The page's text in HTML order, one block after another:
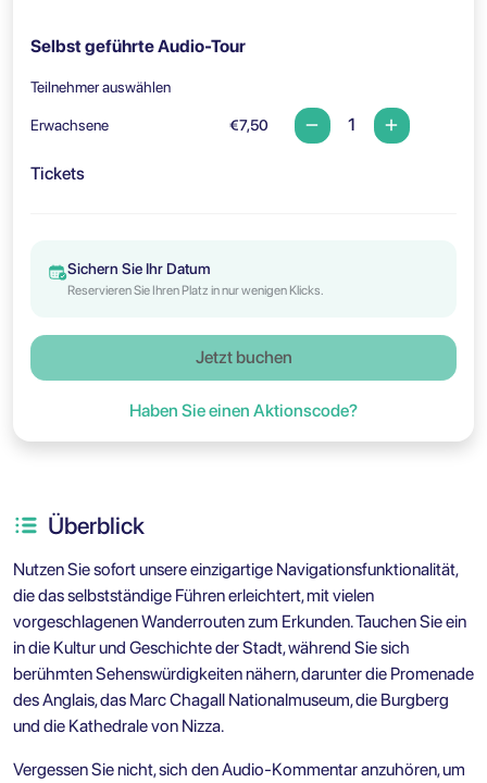
Selbst geführte Audio-Tour
Teilnehmer auswählen
Erwachsene €7,50
Tickets
Sichern Sie Ihr Datum
Reservieren Sie Ihren Platz in nur wenigen Klicks.
Jetzt buchen
Haben Sie einen Aktionscode?
Überblick
Nutzen Sie sofort unsere einzigartige Navigationsfunktionalität,
die das selbstständige Führen erleichtert, mit vielen
vorgeschlagenen Wanderrouten zum Erkunden. Tauchen Sie ein
in die Kultur und Geschichte der Stadt, während Sie sich
berühmten Sehenswürdigkeiten nähern, darunter die Promenade
des Anglais, das Marc Chagall Nationalmuseum, die Burgberg
und die Kathedrale von Nizza.
Vergessen Sie nicht, sich den Audio-Kommentar anzuhören, um